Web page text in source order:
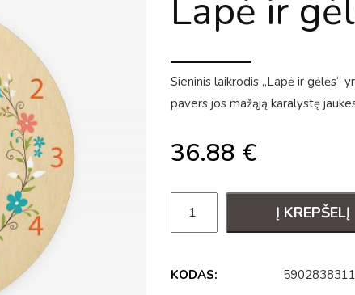
Lapė ir
Sieninis laikrodis „Lapė ir gėlės“
pavers jos mažąją karalystę
36.88 €
Į KREPŠELĮ
KODAS: